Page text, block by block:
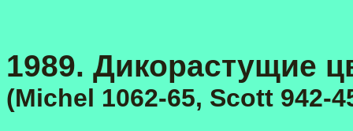
1989. Дикорастущие
(Michel 1062-65, Scott 942-